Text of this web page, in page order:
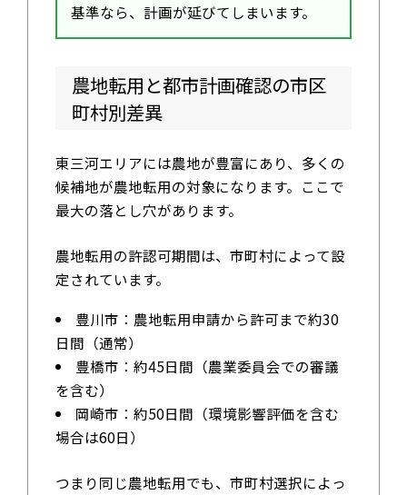
基準なら、計画が延びてしまいます。
農地転用と都市計画確認の市区
町村別差異
東三河エリアには農地が豊富にあり、多くの
候補地が農地転用の対象になります。ここで
最大の落とし穴があります。
農地転用の許認可期間は、市町村によって設
定されています。
豊川市：農地転用申請から許可まで約30
日間（通常）
豊橋市：約45日間（農業委員会での審議
を含む）
岡崎市：約50日間（環境影響評価を含む
場合は60日）
つまり同じ農地転用でも、市町村選択によっ